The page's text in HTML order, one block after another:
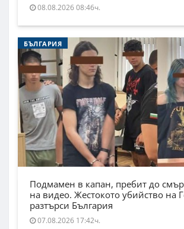
08.08.2026 08:46ч.
БЪЛГАРИЯ
Подмамен в капан, пребит до
на видео. Жестокото убийство на
разтърси България
07.08.2026 17:42ч.